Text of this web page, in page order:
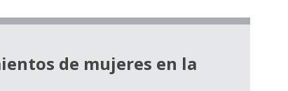
de mujeres en la